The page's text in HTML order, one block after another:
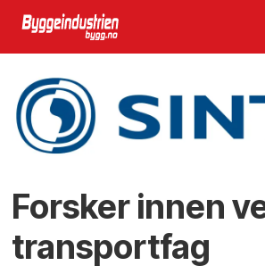
Forsker innen
transportfag